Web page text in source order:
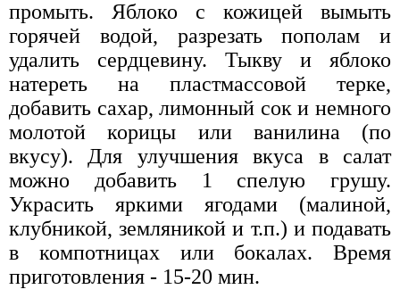
промыть. Яблоко с кожицей вымыть
горячей водой, разрезать пополам и
удалить сердцевину. Тыкву и яблоко
натереть на пластмассовой терке,
добавить сахар, лимонный сок и немного
молотой корицы или ванилина (по
вкусу). Для улучшения вкуса в салат
можно добавить 1 спелую грушу.
Украсить яркими ягодами (малиной,
клубникой, земляникой и т.п.) и подавать
в компотницах или бокалах. Время
приготовления - 15-20 мин.